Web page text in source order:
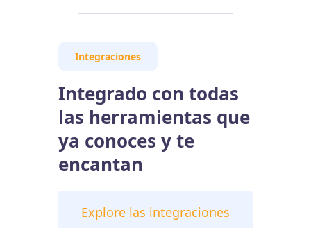
Integraciones
Integrado con todas
las herramientas que
ya conoces y te
encantan
Explore las integraciones